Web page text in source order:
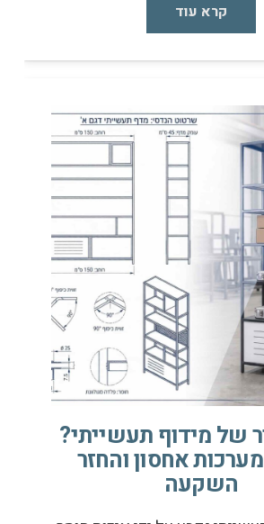
קרא עוד
של מידוף תעשייתי?
אחסון והחזר
השקעה